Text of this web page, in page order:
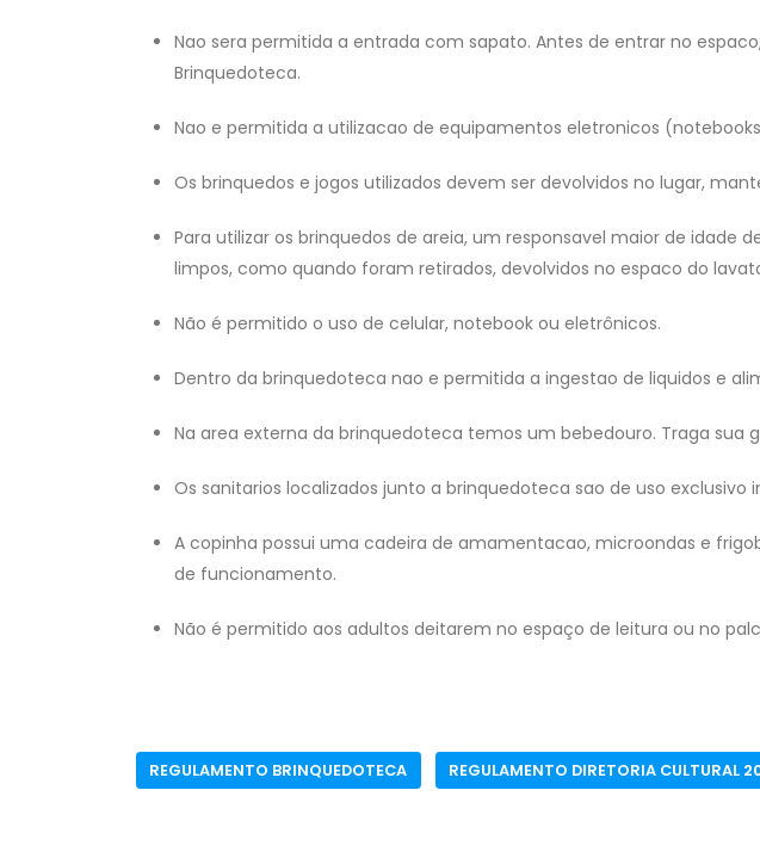
Nao sera permitida a entrada com sapato. Antes de entrar no
Brinquedoteca.
Nao e permitida a utilizacao de equipamentos eletronicos
Os brinquedos e jogos utilizados devem ser devolvidos no lugar,
Para utilizar os brinquedos de areia, um responsavel maior de idade
limpos, como quando foram retirados, devolvidos no espaco do
Não é permitido o uso de celular, notebook ou eletrônicos.
Dentro da brinquedoteca nao e permitida a ingestao de liquidos e
Na area externa da brinquedoteca temos um bebedouro. Traga sua
Os sanitarios localizados junto a brinquedoteca sao de uso
A copinha possui uma cadeira de amamentacao, microondas e
de funcionamento.
Não é permitido aos adultos deitarem no espaço de leitura ou no
REGULAMENTO BRINQUEDOTECA REGULAMENTO DIRETORIA CULTURAL